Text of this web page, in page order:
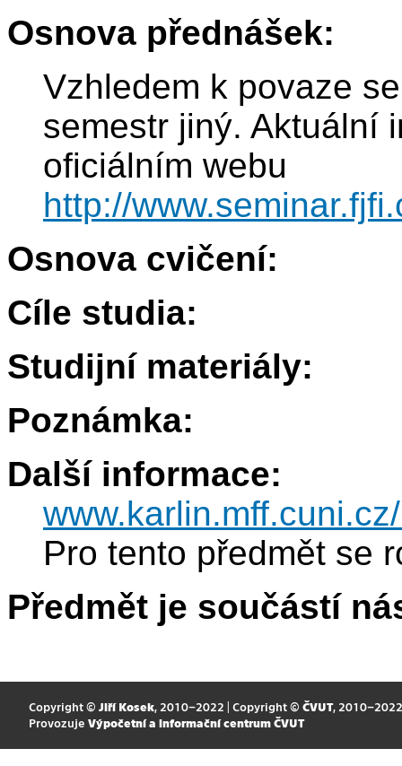
Osnova přednášek:
Vzhledem k povaze
semestr jiný. Aktuální
oficiálním webu
http://
Osnova cvičení:
Cíle studia:
Studijní materiály:
Poznámka:
Další informace:
Pro tento předmět se
Předmět je součástí
Copyright © Jiří Kosek, 2010–2022 | Copyright © ČVUT, 2010–2022
Provozuje Výpočetní a informační centrum ČVUT